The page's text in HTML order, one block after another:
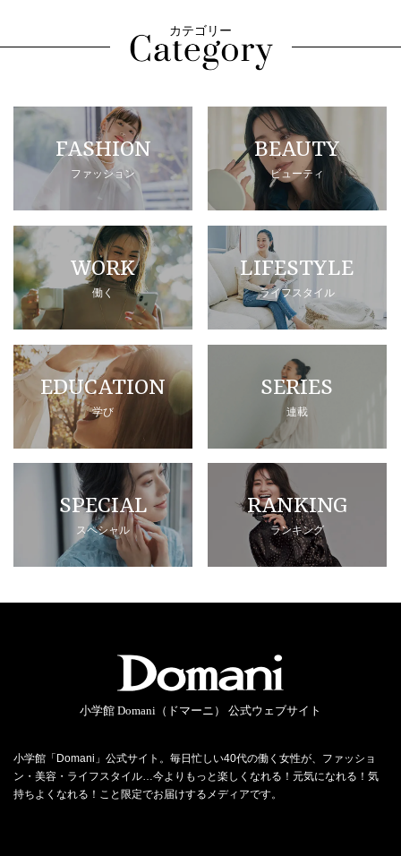
カテゴリー
FASHION
ファッション
BEAUTY
ビューティ
WORK
働く
LIFESTYLE
ライフスタイル
EDUCATION
学び
SERIES
連載
SPECIAL
スペシャル
RANKING
ランキング
小学館 Domani（ドマーニ） 公式ウェブサイト
小学館「Domani」公式サイト。毎日忙しい40代の働く女性が、ファッショ
ン・美容・ライフスタイル…今よりもっと楽しくなれる！元気になれる！気
持ちよくなれる！こと限定でお届けするメディアです。